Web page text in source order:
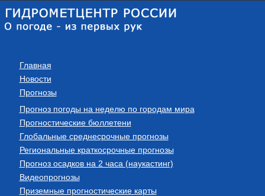
Главная
Новости
Прогнозы
Прогноз погоды на неделю по городам мира
Прогностические бюллетени
Глобальные среднесрочные прогнозы
Региональные краткосрочные прогнозы
Прогноз осадков на 2 часа (наукастинг)
Видеопрогнозы
Приземные прогностические карты